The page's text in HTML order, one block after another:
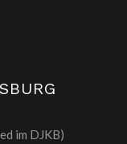
im DJKB)